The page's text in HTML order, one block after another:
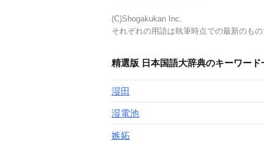
(C)Shogakukan Inc.
それぞれの用語は執筆時点での最新のも
精選版 日本国語大辞典のキーワード
湿田
湿電池
嫉妬